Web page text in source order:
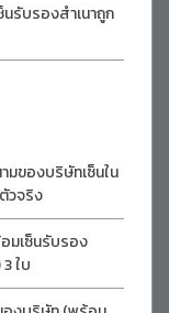
นรับรองสำเนาถูก
มของบริษัทเซ็นใน
วจริง
มเซ็นรับรอง
ใบ